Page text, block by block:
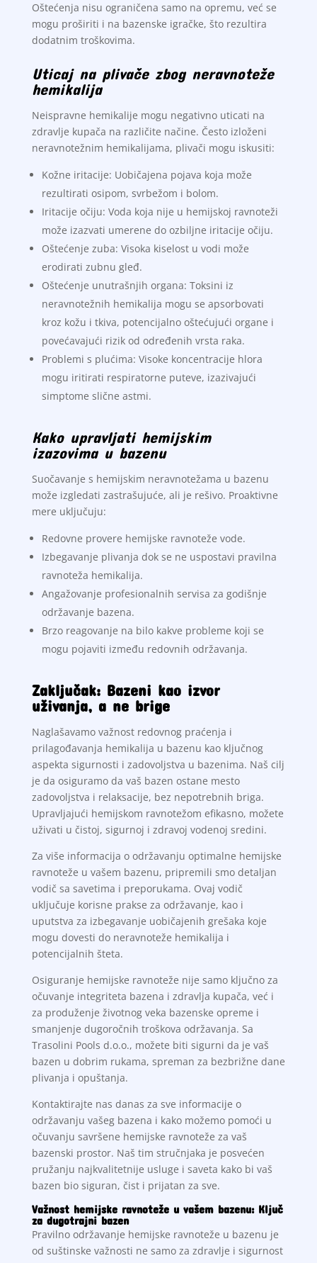
Oštećenja nisu ograničena samo na opremu, već se
mogu proširiti i na bazenske igračke, što rezultira
dodatnim troškovima.
Uticaj na plivače zbog neravnoteže
hemikalija
Neispravne hemikalije mogu negativno uticati na
zdravlje kupača na različite načine. Često izloženi
neravnotežnim hemikalijama, plivači mogu iskusiti:
Kožne iritacije: Uobičajena pojava koja može
rezultirati osipom, svrbežom i bolom.
Iritacije očiju: Voda koja nije u hemijskoj ravnoteži
može izazvati umerene do ozbiljne iritacije očiju.
Oštećenje zuba: Visoka kiselost u vodi može
erodirati zubnu gleđ.
Oštećenje unutrašnjih organa: Toksini iz
neravnotežnih hemikalija mogu se apsorbovati
kroz kožu i tkiva, potencijalno oštećujući organe i
povećavajući rizik od određenih vrsta raka.
Problemi s plućima: Visoke koncentracije hlora
mogu iritirati respiratorne puteve, izazivajući
simptome slične astmi.
Kako upravljati hemijskim
izazovima u bazenu
Suočavanje s hemijskim neravnotežama u bazenu
može izgledati zastrašujuće, ali je rešivo. Proaktivne
mere uključuju:
Redovne provere hemijske ravnoteže vode.
Izbegavanje plivanja dok se ne uspostavi pravilna
ravnoteža hemikalija.
Angažovanje profesionalnih servisa za godišnje
održavanje bazena.
Brzo reagovanje na bilo kakve probleme koji se
mogu pojaviti između redovnih održavanja.
Zaključak: Bazeni kao izvor
uživanja, a ne brige
Naglašavamo važnost redovnog praćenja i
prilagođavanja hemikalija u bazenu kao ključnog
aspekta sigurnosti i zadovoljstva u bazenima. Naš cilj
je da osiguramo da vaš bazen ostane mesto
zadovoljstva i relaksacije, bez nepotrebnih briga.
Upravljajući hemijskom ravnotežom efikasno, možete
uživati u čistoj, sigurnoj i zdravoj vodenoj sredini.
Za više informacija o održavanju optimalne hemijske
ravnoteže u vašem bazenu, pripremili smo detaljan
vodič sa savetima i preporukama. Ovaj vodič
uključuje korisne prakse za održavanje, kao i
uputstva za izbegavanje uobičajenih grešaka koje
mogu dovesti do neravnoteže hemikalija i
potencijalnih šteta.
Osiguranje hemijske ravnoteže nije samo ključno za
očuvanje integriteta bazena i zdravlja kupača, već i
za produženje životnog veka bazenske opreme i
smanjenje dugoročnih troškova održavanja. Sa
Trasolini Pools d.o.o., možete biti sigurni da je vaš
bazen u dobrim rukama, spreman za bezbrižne dane
plivanja i opuštanja.
Kontaktirajte nas danas za sve informacije o
održavanju vašeg bazena i kako možemo pomoći u
očuvanju savršene hemijske ravnoteže za vaš
bazenski prostor. Naš tim stručnjaka je posvećen
pružanju najkvalitetnije usluge i saveta kako bi vaš
bazen bio siguran, čist i prijatan za sve.
Važnost hemijske ravnoteže u vašem bazenu: Ključ
za dugotrajni bazen
Pravilno održavanje hemijske ravnoteže u bazenu je
od suštinske važnosti ne samo za zdravlje i sigurnost